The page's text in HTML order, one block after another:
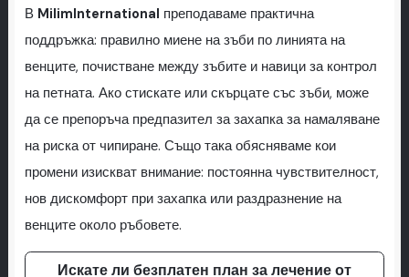
В MilimInternational преподаваме практична
поддръжка: правилно миене на зъби по линията на
венците, почистване между зъбите и навици за контрол
на петната. Ако стискате или скърцате със зъби, може
да се препоръча предпазител за захапка за намаляване
на риска от чипиране. Също така обясняваме кои
промени изискват внимание: постоянна чувствителност,
нов дискомфорт при захапка или раздразнение на
венците около ръбовете.
Искате ли безплатен план за лечение от